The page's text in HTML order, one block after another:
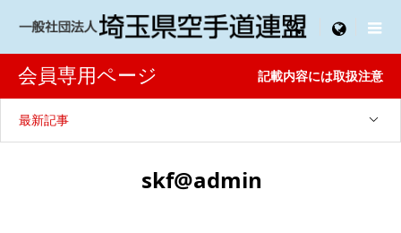
 menu
会員専用ページ 記載内容には取扱注意
最新記事
skf@admin